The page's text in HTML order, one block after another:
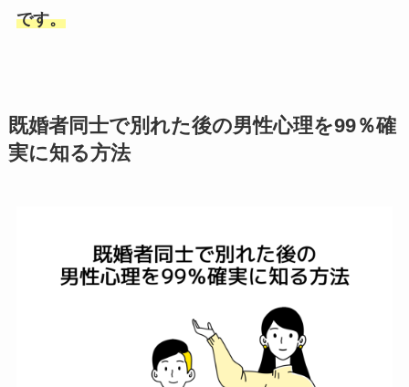
です。
既婚者同士で別れた後の男性心理を99％確
実に知る方法